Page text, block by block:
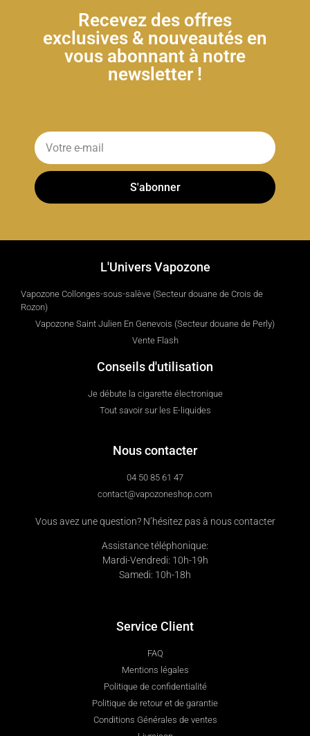
Recevez des offres
exclusives & nouveautés en
vous abonnant à notre
newsletter !
S'abonner
L'Univers Vapozone
Vapozone Collonges-sous-salève (Secteur douane de Crois de
Rozon)
Vapozone Saint Julien En Genevois (Secteur douane de Perly)
Vente Flash
Conseils d'utilisation
Je débute la cigarette électronique
Tout savoir sur les E-liquides
Nous contacter
04 50 85 61 47
contact@vapozoneshop.com
Vous avez une question? N’hésitez pas à nous contacter
Assistance téléphonique:
Mardi-Vendredi: 10h-19h
Samedi: 10h-18h
Service Client
FAQ
Mentions légales
Politique de confidentialité
Politique de retour et de garantie
Conditions Générales de ventes